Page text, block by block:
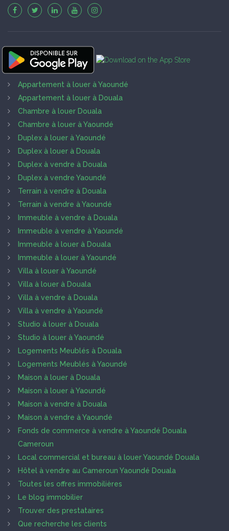
Appartement à louer à Yaoundé
Appartement à louer à Douala
Chambre à louer Douala
Chambre à louer à Yaoundé
Duplex à louer à Yaoundé
Duplex à louer à Douala
Duplex à vendre à Douala
Duplex à vendre Yaoundé
Terrain à vendre à Douala
Terrain à vendre à Yaoundé
Immeuble à vendre à Douala
Immeuble à vendre à Yaoundé
Immeuble à louer à Douala
Immeuble à louer à Yaoundé
Villa à louer à Yaoundé
Villa à louer à Douala
Villa à vendre à Douala
Villa à vendre à Yaoundé
Studio à louer à Douala
Studio à louer à Yaoundé
Logements Meublés à Douala
Logements Meublés à Yaoundé
Maison à louer à Douala
Maison à louer à Yaoundé
Maison à vendre à Douala
Maison à vendre à Yaoundé
Fonds de commerce à vendre à Yaoundé Douala
Cameroun
Local commercial et bureau à louer Yaoundé Douala
Hôtel à vendre au Cameroun Yaoundé Douala
Toutes les offres immobilières
Le blog immobilier
Trouver des prestataires
Que recherche les clients